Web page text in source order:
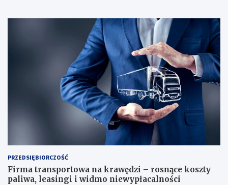
PRZEDSIĘBIORCZOŚĆ
Firma transportowa na krawędzi – rosnące koszty
paliwa, leasingi i widmo niewypłacalności